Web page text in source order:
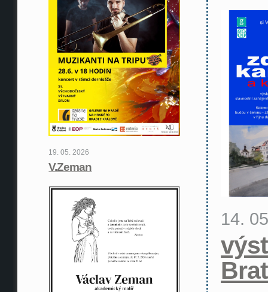
19. 05. 2026
V.Zeman
14.